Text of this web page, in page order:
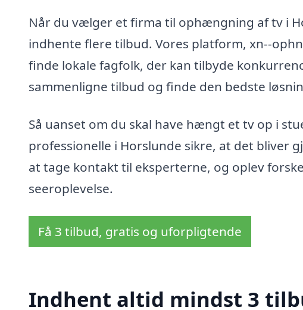
Når du vælger et firma til ophængning af tv i
indhente flere tilbud. Vores platform, xn--
finde lokale fagfolk, der kan tilbyde
sammenligne tilbud og finde den bedste
Så uanset om du skal have hængt et tv op i
professionelle i Horslunde sikre, at det bliver
at tage kontakt til eksperterne, og oplev
seeroplevelse.
Få 3 tilbud, gratis og uforpligtende
Indhent altid mindst 3